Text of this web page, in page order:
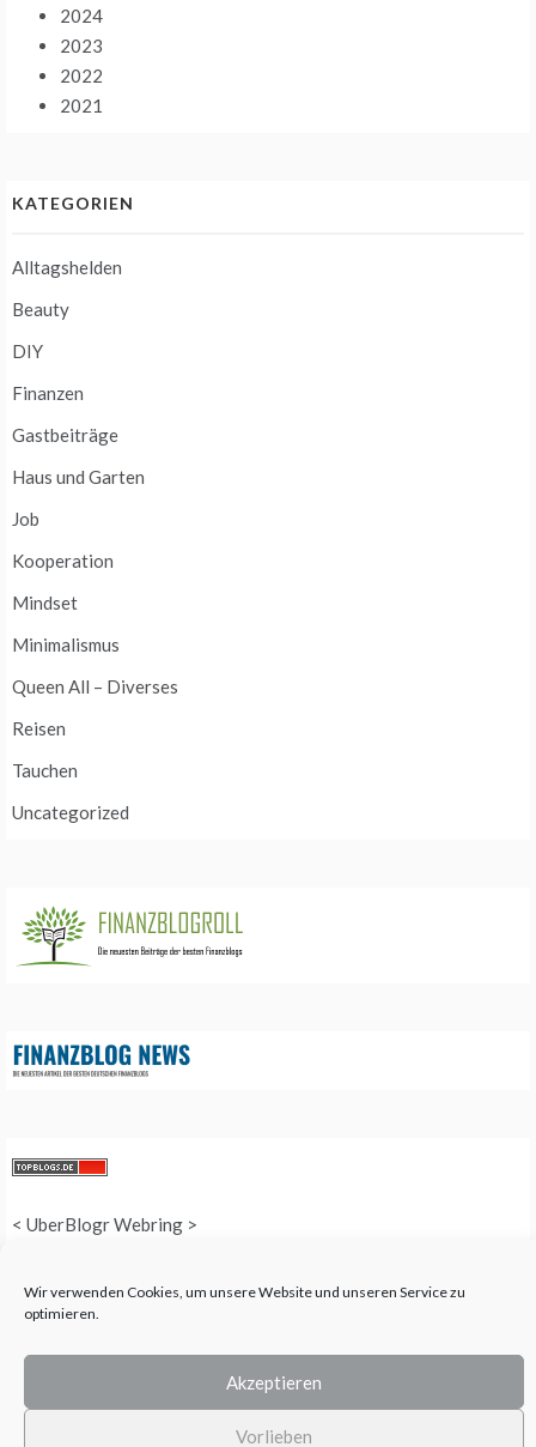
Wir verwenden Cookies, um unsere Website und unseren Service zu
optimieren.
Akzeptieren
Vorlieben
2024
2023
2022
2021
KATEGORIEN
Alltagshelden
Beauty
DIY
Finanzen
Gastbeiträge
Haus und Garten
Job
Kooperation
Mindset
Minimalismus
Queen All – Diverses
Reisen
Tauchen
Uncategorized
< UberBlogr Webring >
COPYRIGHT © 2025 QUEEN-ALL - ALL RIGHTS RESERVED. THEME: PROMOS
TEMPLATE SELL